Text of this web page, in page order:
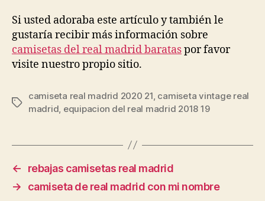
Si usted adoraba este artículo y también le
gustaría recibir más información sobre
camisetas del real madrid barataspor favor
visite nuestro propio sitio.
Etiquetas
camiseta real madrid 2020 21, camiseta vintage real
madrid, equipacion del real madrid 2018 19
←
rebajas camisetas real madrid
→
camiseta de real madrid con mi nombre